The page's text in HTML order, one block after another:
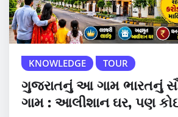
KNOWLEDGE TOUR
ગુજરાતનું આ ગામ ભારતનું
ગામ : આલીશાન ઘર, પણ